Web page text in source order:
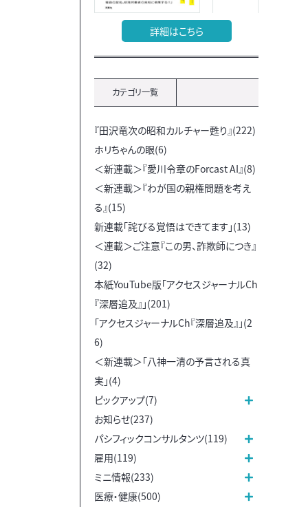
詳細はこちら
カテゴリ一覧
『田沢竜次の昭和カルチャー甦り』(222)
ホリちゃんの眼(6)
＜新連載＞『愛川令章のForcast AI』(8)
＜新連載＞『わが国の親権問題を考え
る』(15)
新連載「詫びる覚悟はできてます」(13)
＜連載＞ご注意『この男、詐欺師につき』
(32)
本紙YouTube版「アクセスジャーナルCh
『深層追及』」(201)
「アクセスジャーナルCh『深層追及』」(2
6)
＜新連載＞「八神一清の予言される真
実」(4)
ピックアップ(7)
お知らせ(237)
パシフィックコンサルタンツ(119)
雇用(119)
ミニ情報(233)
医療・健康(500)